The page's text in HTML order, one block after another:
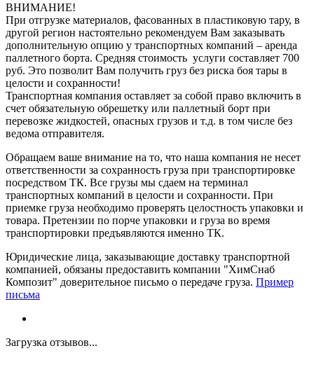
ВНИМАНИЕ!
При отгрузке материалов, фасованных в пластиковую тару, в
другой регион настоятельно рекомендуем Вам заказывать
дополнительную опцию у транспортных компаний – аренда
паллетного борта. Средняя стоимость услуги составляет 700
руб. Это позволит Вам получить груз без риска боя тары в
целости и сохранности!
Транспортная компания оставляет за собой право включить в
счет обязательную обрешетку или паллетный борт при
перевозке жидкостей, опасных грузов и т.д. в том числе без
ведома отправителя.
Обращаем ваше внимание на то, что наша компания не несет
ответственности за сохранность груза при транспортировке
посредством ТК. Все грузы мы сдаем на терминал
транспортных компаний в целости и сохранности. При
приемке груза необходимо проверять целостность упаковки и
товара. Претензии по порче упаковки и груза во время
транспортировки предъявляются именно ТК.
Юридические лица, заказывающие доставку транспортной
компанией, обязаны предоставить компании "ХимСнаб
Композит" доверительное письмо о передаче груза. Пример
письма
Загрузка отзывов...